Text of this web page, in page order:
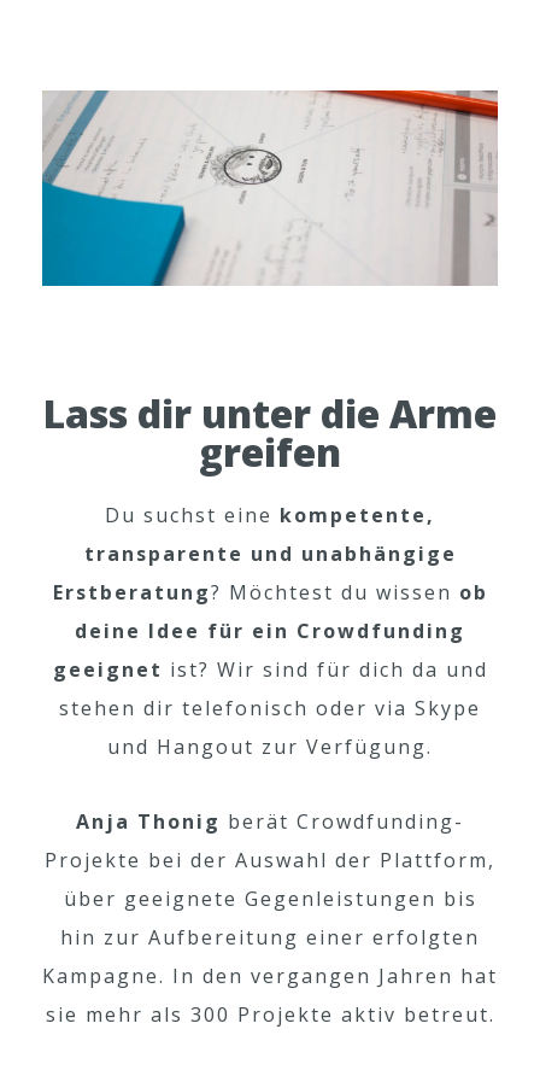
Lass dir unter die Arme
greifen
Du suchst eine kompetente,
transparente und unabhängige
Erstberatung? Möchtest du wissen ob
deine Idee für ein Crowdfunding
geeignet ist? Wir sind für dich da und
stehen dir telefonisch oder via Skype
und Hangout zur Verfügung.
Anja Thonig berät Crowdfunding-
Projekte bei der Auswahl der Plattform,
über geeignete Gegenleistungen bis
hin zur Aufbereitung einer erfolgten
Kampagne. In den vergangen Jahren hat
sie mehr als 300 Projekte aktiv betreut.